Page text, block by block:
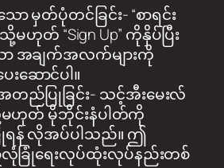
ော မှတ်ပုံတင်ခြင်း- “စာရင်း
မဟုတ် “Sign Up” ကိုနှိပ်ပြီး
အချက်အလက်များကို
းဆောင်ပါ။
ည်ပြုခြင်း- သင့်အီးမေးလ်
ဟုတ် မိုဘိုင်းနံပါတ်ကို
န် လိုအပ်ပါသည်။ ဤ
ခြုံရေးလုပ်ထုံးလုပ်နည်းတစ်